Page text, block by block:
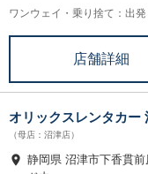
ワンウェイ・乗り捨て：出発
店舗詳細
オリックスレンタカー
（母店：沼津店）
静岡県 沼津市下香貫